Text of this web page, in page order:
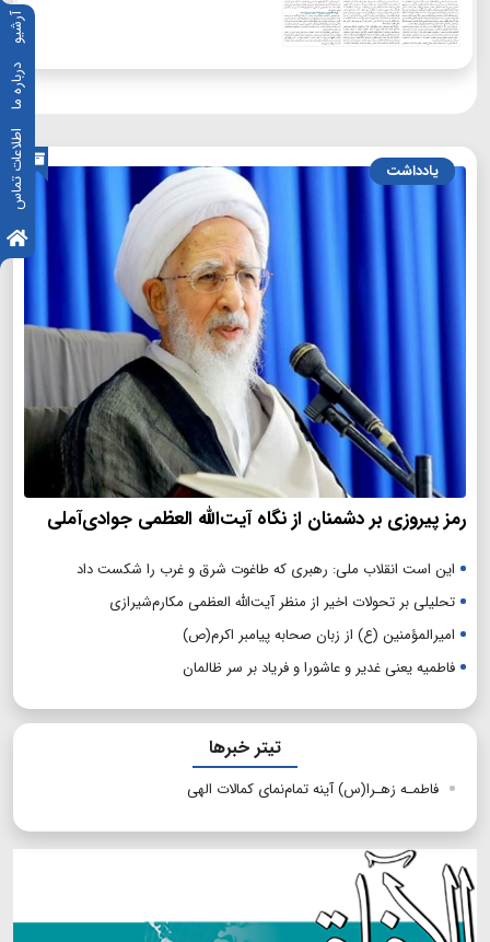
آرشیو
درباره ما
اطلاعات تماس یادداشت
رمز پیروزی بر دشمنان از نگاه آیت‌الله العظمی جوادی‌آملی
این است انقلاب ملی: رهبری که طاغوت شرق و غرب را شکست داد
تحلیلی بر تحولات اخیر از منظر آیت‌الله العظمی مکارم‌شیرازی
امیرالمؤمنین (ع) از زبان صحابه پیامبر اکرم(ص)
فاطمیه یعنی غدیر و عاشورا و فریاد بر سر ظالمان
تیتر خبرها
فاطمـه زهـرا(س) آینه تمام‌نمای کمالات الهی